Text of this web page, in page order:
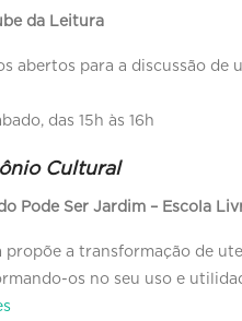
da Leitura
abertos para a discussão de
das 15h às 16h
Cultural
Pode Ser Jardim – Escola
propõe a transformação de
os no seu uso e